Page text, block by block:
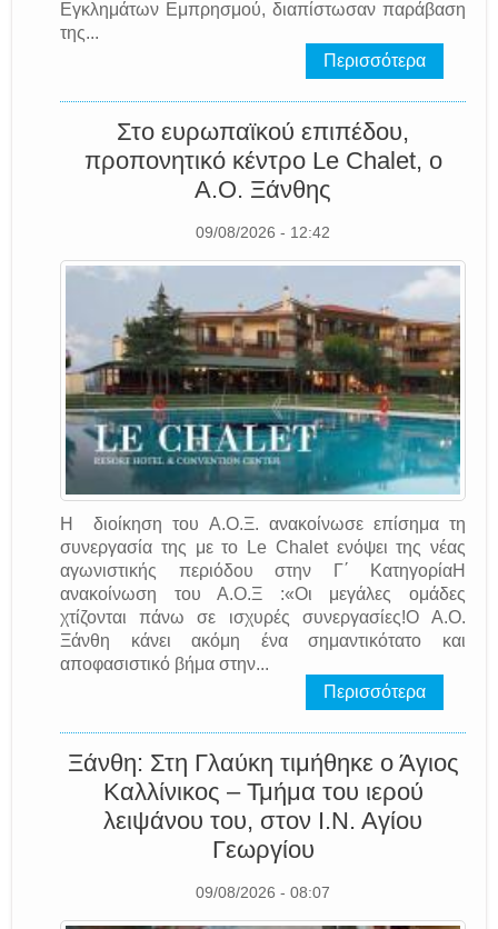
Εγκλημάτων Εμπρησμού, διαπίστωσαν παράβαση
της...
Περισσότερα
Στο ευρωπαϊκού επιπέδου,
προπονητικό κέντρο Le Chalet, o
A.O. Ξάνθης
09/08/2026 - 12:42
Η διοίκηση του Α.Ο.Ξ. ανακοίνωσε επίσημα τη
συνεργασία της με το Le Chalet ενόψει της νέας
αγωνιστικής περιόδου στην Γ΄ ΚατηγορίαΗ
ανακοίνωση του Α.Ο.Ξ :«Οι μεγάλες ομάδες
χτίζονται πάνω σε ισχυρές συνεργασίες!Ο Α.Ο.
Ξάνθη κάνει ακόμη ένα σημαντικότατο και
αποφασιστικό βήμα στην...
Περισσότερα
Ξάνθη: Στη Γλαύκη τιμήθηκε ο Άγιος
Καλλίνικος – Τμήμα του ιερού
λειψάνου του, στον Ι.Ν. Αγίου
Γεωργίου
09/08/2026 - 08:07